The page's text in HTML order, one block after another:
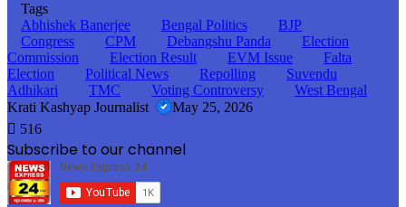
Tags
Abhishek Banerjee
Bengal Politics
BJP
Congress
CPM Debangshu Panda
Election
Commission
Election Result EVM Issue
Falta
Election
Political News Repolling
Suvendu
Adhikari
TMC Voting Controversy
West Bengal
Krati Kashyap Journalist
May 25, 2026
516
Subscribe to our channel